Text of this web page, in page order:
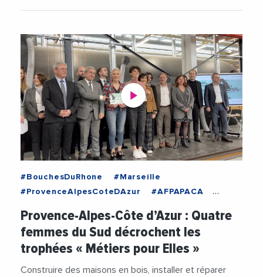
#BouchesDuRhone
#Marseille
#ProvenceAlpesCoteDAzur
#AFPAPACA
#Formation
#FormationProfessionnelle
#Videos
#VieDesEntreprises
Provence-Alpes-Côte d’Azur : Quatre
femmes du Sud décrochent les
trophées « Métiers pour Elles »
Construire des maisons en bois, installer et réparer